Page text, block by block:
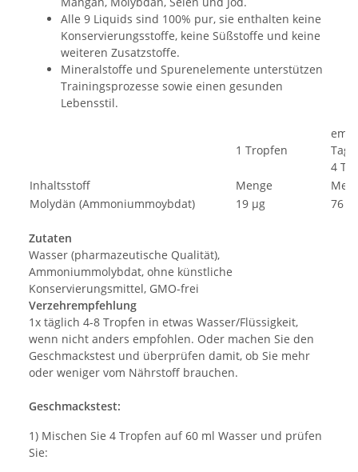
Alle 9 Liquids sind 100% pur, sie enthalten keine
Konservierungsstoffe, keine Süßstoffe und keine
weiteren Zusatzstoffe.
Mineralstoffe und Spurenelemente unterstützen
Trainingsprozesse sowie einen gesunden
Lebensstil.
1 Tropfen
4
Inhaltsstoff
Menge
Molydän (Ammoniummoybdat)
19 µg 76
Zutaten
Wasser (pharmazeutische Qualität),
Ammoniummolybdat, ohne künstliche
Konservierungsmittel, GMO-frei
Verzehrempfehlung
1x täglich 4-8 Tropfen in etwas Wasser/Flüssigkeit,
wenn nicht anders empfohlen. Oder machen Sie den
Geschmackstest und überprüfen damit, ob Sie mehr
oder weniger vom Nährstoff brauchen.
Geschmackstest:
1) Mischen Sie 4 Tropfen auf 60 ml Wasser und prüfen
Sie: